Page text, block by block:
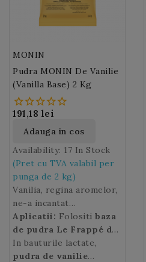
sau a cafelelor
aromatizate. Culoarea
MONIN
Pudra MONIN De Vanilie
(Vanilla Base) 2 Kg
191,18 lei
Adauga in cos
Availability: 17 In Stock
(Pret cu TVA valabil per
punga de 2 kg)
Vanilia, regina aromelor,
ne-a incantat
intotdeauna deserturile
si bauturile. Preparati
smoothie-uri si shake-
uri delicioase intr-un
Aplicatii: Folositi baza
de pudra Le Frappé de
Vanilie MONIN
pentru prepararea
In bauturile lactate,
pudra de vanilie